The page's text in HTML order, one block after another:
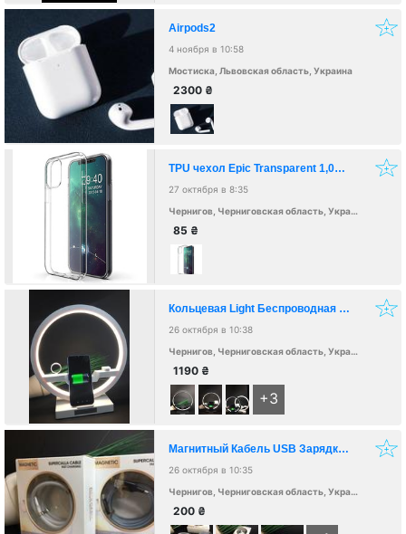
Airpods2
4 ноября в 10:58
Мостиска, Львовская область, Украина
2300 ₴
TPU чехол Epic Transparent 1,0mm для Apple iPhone 12 Pro Max
27 октября в 8:35
Чернигов, Черниговская область, Украина, 14000
85 ₴
Кольцевая Light Беспроводная Док-Станция 3 In 1 Для Зарядки
26 октября в 10:38
Чернигов, Черниговская область, Украина, 14000
1190 ₴
+3
Магнитный Кабель USB Зарядка Для IPhone и Android
26 октября в 10:35
Чернигов, Черниговская область, Украина, 14000
200 ₴